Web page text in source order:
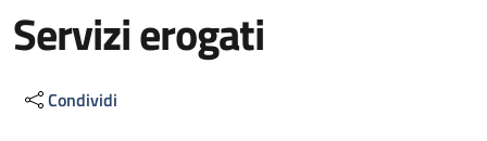
Servizi erogati
Condividi